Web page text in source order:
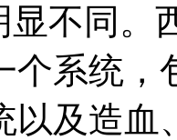
显不同。
个系统
以及造血